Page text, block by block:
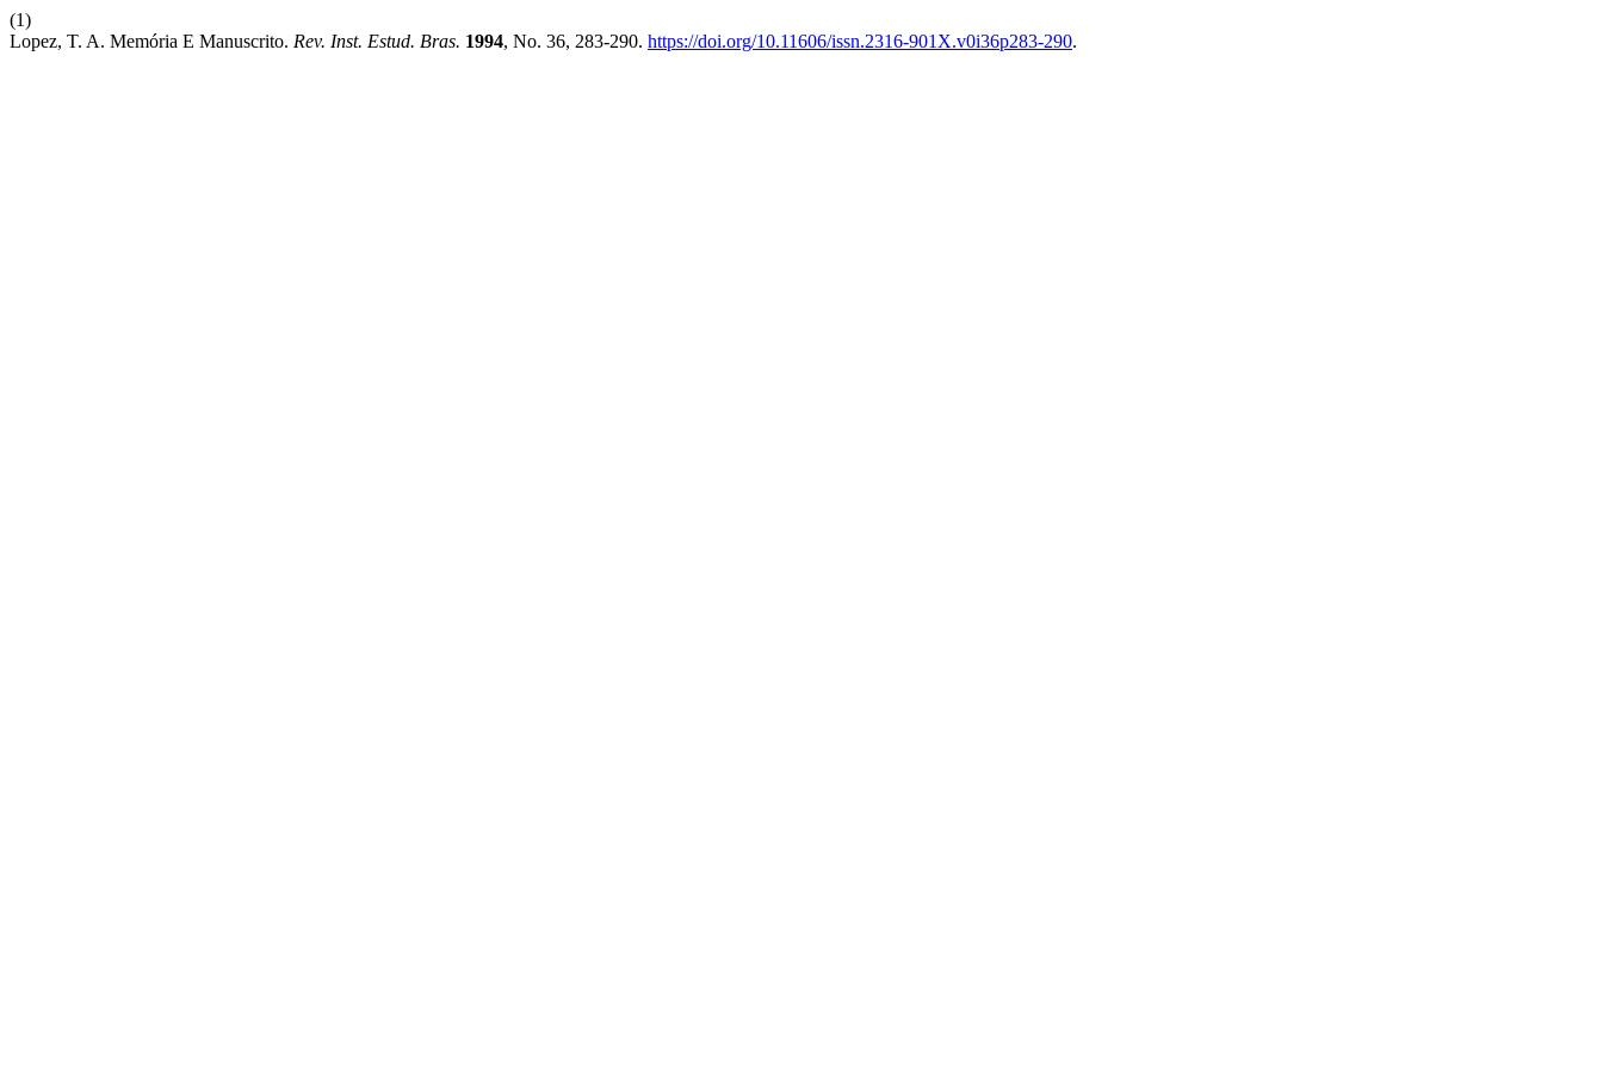
(1)
Lopez, T. A. Memória E Manuscrito. Rev. Inst. Estud. Bras. 1994, No. 36, 283-290. https://doi.org/10.11606/issn.2316-901X.v0i36p283-290.